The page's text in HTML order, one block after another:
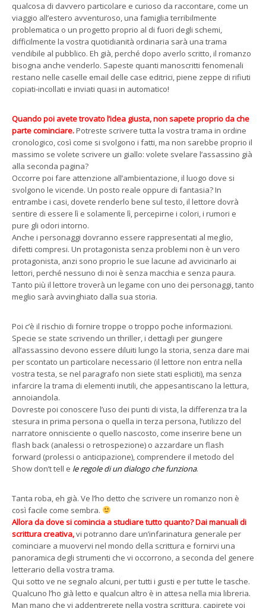
qualcosa di davvero particolare e curioso da raccontare, come un
viaggio all’estero avventuroso, una famiglia terribilmente
problematica o un progetto proprio al di fuori degli schemi,
difficilmente la vostra quotidianità ordinaria sarà una trama
vendibile al pubblico. Eh già, perché dopo averlo scritto, il romanzo
bisogna anche venderlo. Sapeste quanti manoscritti fenomenali
restano nelle caselle email delle case editrici, piene zeppe di rifiuti
copiati-incollati e inviati quasi in automatico!
Quando poi avete trovato l’idea giusta, non sapete proprio da che
parte cominciare.Potreste scrivere tutta la vostra trama in ordine
cronologico, così come si svolgono i fatti, ma non sarebbe proprio il
massimo se volete scrivere un giallo: volete svelare l’assassino già
alla seconda pagina?
Occorre poi fare attenzione all’ambientazione, il luogo dove si
svolgono le vicende. Un posto reale oppure di fantasia? In
entrambe i casi, dovete renderlo bene sul testo, il lettore dovrà
sentire di essere lì e solamente lì, percepirne i colori, i rumori e
pure gli odori intorno.
Anche i personaggi dovranno essere rappresentati al meglio,
difetti compresi. Un protagonista senza problemi non è un vero
protagonista, anzi sono proprio le sue lacune ad avvicinarlo ai
lettori, perché nessuno di noi è senza macchia e senza paura.
Tanto più il lettore troverà un legame con uno dei personaggi, tanto
meglio sarà avvinghiato dalla sua storia.
Poi c’è il rischio di fornire troppe o troppo poche informazioni.
Specie se state scrivendo un thriller, i dettagli per giungere
all’assassino devono essere diluiti lungo la storia, senza dare mai
per scontato un particolare necessario (il lettore non entra nella
vostra testa, se nel paragrafo non siete stati espliciti), ma senza
infarcire la trama di elementi inutili, che appesantiscano la lettura,
annoiandola.
Dovreste poi conoscere l’uso dei punti di vista, la differenza tra la
stesura in prima persona o quella in terza persona, l’utilizzo del
narratore onnisciente o quello nascosto, come inserire bene un
flash back (analessi o retrospezione) o azzardare un flash
forward (prolessi o anticipazione), comprendere il metodo del
Show don’t tell e le regole di un dialogo che funziona.
Tanta roba, eh già. Ve l’ho detto che scrivere un romanzo non è
così facile come sembra.
Allora da dove si comincia a studiare tutto quanto? Dai manuali di
scrittura creativa,vi potranno dare un’infarinatura generale per
cominciare a muovervi nel mondo della scrittura e fornirvi una
panoramica degli strumenti che vi occorrono, a seconda del genere
letterario della vostra trama.
Qui sotto ve ne segnalo alcuni, per tutti i gusti e per tutte le tasche.
Qualcuno l’ho già letto e qualcun altro è in attesa nella mia libreria.
Man mano che vi addentrerete nella vostra scrittura, capirete voi